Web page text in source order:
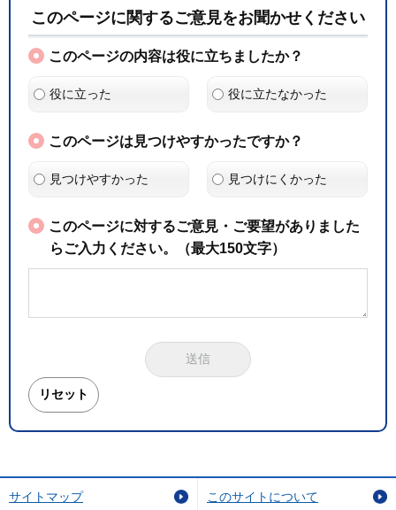
このページに関するご意見をお聞かせください
このページの内容は役に立ちましたか？
役に立った 役に立たなかった
このページは見つけやすかったですか？
見つけやすかった 見つけにくかった
このページに対するご意見・ご要望がありました
らご入力ください。（最大150文字）
サイトマップ このサイトについて